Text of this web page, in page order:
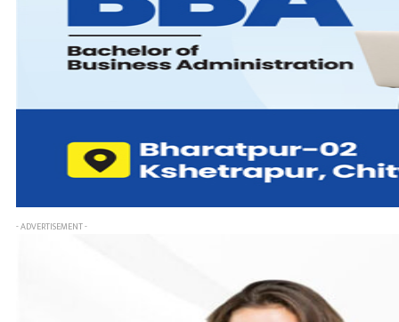
- ADVERTISEMENT -